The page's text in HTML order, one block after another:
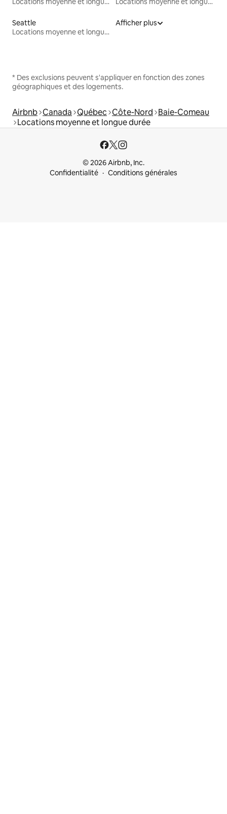
Seattle
Locations moyenne et longue durée
Afficher plus
* Des exclusions peuvent s'appliquer en fonction des zones
géographiques et des logements.
Airbnb Canada Québec Côte-Nord Baie-Comeau
Locations moyenne et longue durée
© 2026 Airbnb, Inc.
Confidentialité
Conditions générales